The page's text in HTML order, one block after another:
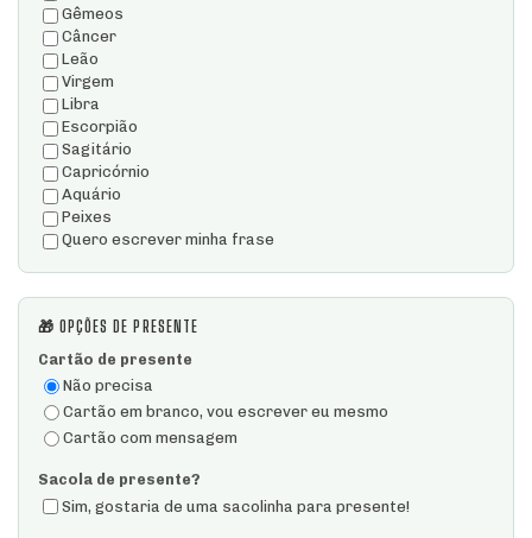
Gêmeos
Câncer
Leão
Virgem
Libra
Escorpião
Sagitário
Capricórnio
Aquário
Peixes
Quero escrever minha frase
🎁 OPÇÕES DE PRESENTE
Cartão de presente
Não precisa
Cartão em branco, vou escrever eu mesmo
Cartão com mensagem
Sacola de presente?
Sim, gostaria de uma sacolinha para presente!